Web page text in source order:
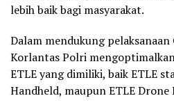
lebih baik bagi masyarakat.
Dalam mendukung
Korlantas Polri
ETLE yang dimiliki, baik ETLE
Handheld, maupun ETLE Drone